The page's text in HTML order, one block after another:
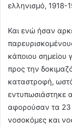
ελληνισμό, 1918-
Και ενώ ήσαν
κάποιου σημείου
προς την
καταστροφή,
εντυπωσιάστηκε
αφορούσαν τα 23
νοσοκόμες και